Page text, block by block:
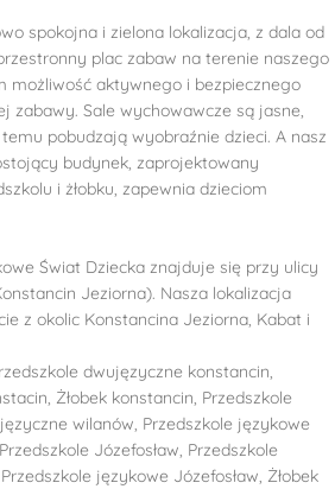
spokojna i zielona lokalizacja, z dala od
plac zabaw na terenie naszego
możliwość aktywnego i bezpiecznego
zabawy. Sale wychowawcze są jasne,
pobudzają wyobraźnie dzieci. A nasz
budynek, zaprojektowany
i żłobku, zapewnia dzieciom
Świat Dziecka znajduje się przy ulicy
Jeziorna). Nasza lokalizacja
z okolic Konstancina Jeziorna, Kabat i
dwujęzyczne konstancin,
Żłobek konstancin, Przedszkole
wilanów, Przedszkole językowe
Józefosław, Przedszkole
językowe Józefosław, Żłobek